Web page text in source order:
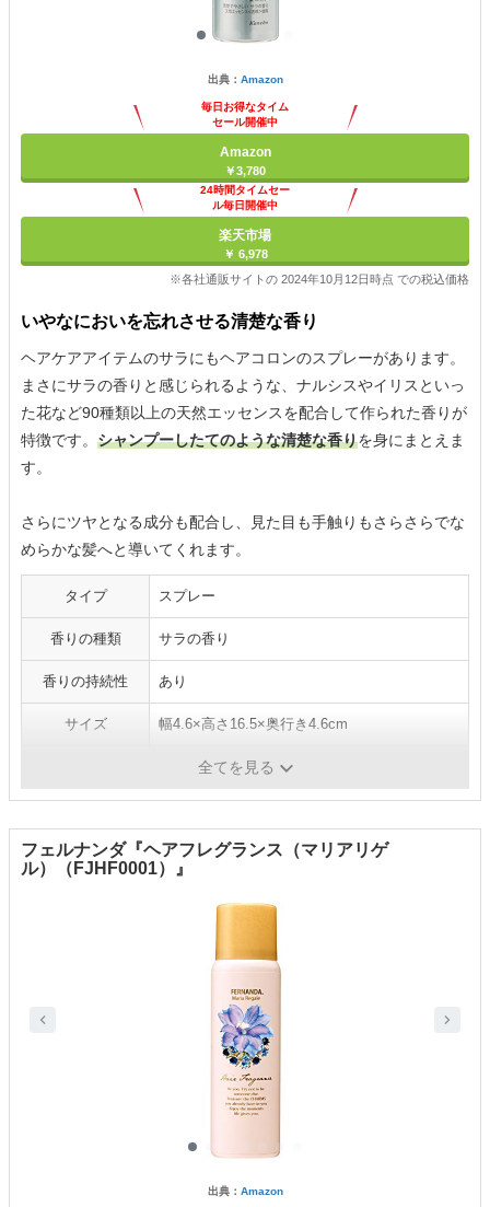
出典： Amazon
毎日お得なタイム
セール開催中
Amazon
￥3,780
24時間タイムセー
ル毎日開催中
楽天市場
￥ 6,978
※各社通販サイトの 2024年10月12日時点 での税込価格
いやなにおいを忘れさせる清楚な香り
ヘアケアアイテムのサラにもヘアコロンのスプレーがあります。
まさにサラの香りと感じられるような、ナルシスやイリスといっ
た花など90種類以上の天然エッセンスを配合して作られた香りが
特徴です。 シャンプーしたてのような清楚な香りを身にまとえま
す。
さらにツヤとなる成分も配合し、見た目も手触りもさらさらでな
めらかな髪へと導いてくれます。
タイプ スプレー
香りの種類 サラの香り
香りの持続性 あり
サイズ 幅4.6×高さ16.5×奥行き4.6cm
-／45g or 80g
全てを見る
フェルナンダ『ヘアフレグランス（マリアリゲ
ル）（FJHF0001）』
出典： Amazon